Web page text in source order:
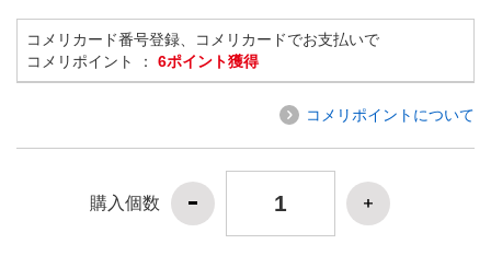
コメリカード番号登録、コメリカードでお支払いで
コメリポイント ： 6ポイント獲得
コメリポイントについて
購入個数